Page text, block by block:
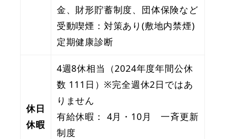
金、財形貯蓄制度、団体保険など
受動喫煙：対策あり(敷地内禁煙)
定期健康診断
休日
休暇
4週8休相当（2024年度年間公休
数 111日）※完全週休2日ではあ
りません
有給休暇： 4月・10月 一斉更新
制度